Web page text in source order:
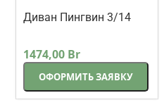
Диван Пингвин 3/14
серый шенилл
1474,00 Br
ОФОРМИТЬ ЗАЯВКУ